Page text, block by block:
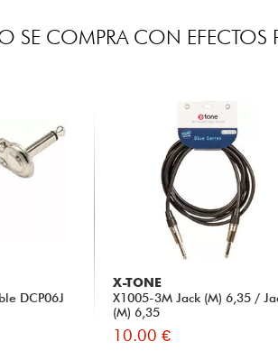
SE COMPRA CON EFECTOS
DCP06J
X-TONE
X1005-3M Jack (M) 6,35 /
(M) 6,35
10.00 €